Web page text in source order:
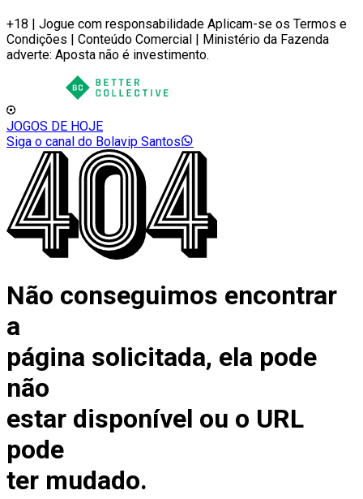
+18 | Jogue com responsabilidade Aplicam-se os Termos e
Condições | Conteúdo Comercial | Ministério da Fazenda
adverte: Aposta não é investimento.
JOGOS DE HOJE
Siga o canal do Bolavip Santos
Não conseguimos encontrar
a
página solicitada, ela pode
não
estar disponível ou o URL
pode
ter mudado.